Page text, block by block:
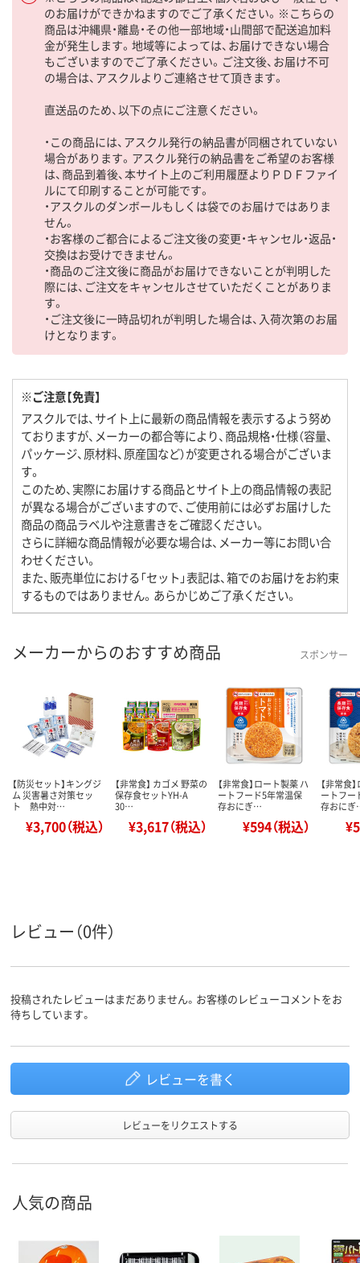
のお届けができかねますのでご了承ください。※こちらの
商品は沖縄県・離島・その他一部地域・山間部で配送追加料
金が発生します。地域等によっては、お届けできない場合
もございますのでご了承ください。ご注文後、お届け不可
の場合は、アスクルよりご連絡させて頂きます。
直送品のため、以下の点にご注意ください。
・この商品には、アスクル発行の納品書が同梱されていない
場合があります。アスクル発行の納品書をご希望のお客様
は、商品到着後、本サイト上のご利用履歴よりＰＤＦファイ
ルにて印刷することが可能です。
・アスクルのダンボールもしくは袋でのお届けではありま
せん。
・お客様のご都合によるご注文後の変更・キャンセル・返品・
交換はお受けできません。
・商品のご注文後に商品がお届けできないことが判明した
際には、ご注文をキャンセルさせていただくことがありま
す。
・ご注文後に一時品切れが判明した場合は、入荷次第のお届
けとなります。
※ご注意【免責】
アスクルでは、サイト上に最新の商品情報を表示するよう努め
ておりますが、メーカーの都合等により、商品規格・仕様（容量、
パッケージ、原材料、原産国など）が変更される場合がございま
す。
このため、実際にお届けする商品とサイト上の商品情報の表記
が異なる場合がございますので、ご使用前には必ずお届けした
商品の商品ラベルや注意書きをご確認ください。
さらに詳細な商品情報が必要な場合は、メーカー等にお問い合
わせください。
また、販売単位における「セット」表記は、箱でのお届けをお約束
するものではありません。あらかじめご了承ください。
メーカーからのおすすめ商品 スポンサー
【防災セット】キングジ
ム 災害暑さ対策セッ
ト 熱中対…
¥3,700（税込）
【非常食】 カゴメ 野菜の
保存食セットYH-A
30…
¥3,617（税込）
【非常食】ロート製薬 ハ
ートフード5年常温保
存おにぎ…
¥594（税込）
【非常食
ートフー
存おに
レビュー（0件）
投稿されたレビューはまだありません。お客様のレビューコメントをお
待ちしています。
レビューを書く
レビューをリクエストする
人気の商品